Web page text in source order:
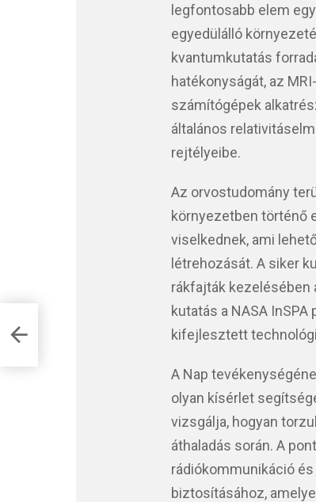
legfontosabb elem
egyedülálló
kvantumkutatás
hatékonyságát, az
számítógépek
általános
rejtélyeibe.
Az orvostudomány
környezetben történő
viselkednek, ami
létrehozását. A siker
rákfajták kezelésében
kutatás a NASA
kifejlesztett
A Nap
olyan kísérlet
vizsgálja, hogyan
áthaladás során. A
rádiókommunikáció
biztosításához,